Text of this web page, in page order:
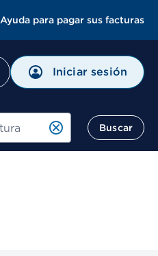
Ayuda para pagar sus facturas
Iniciar sesión
Buscar